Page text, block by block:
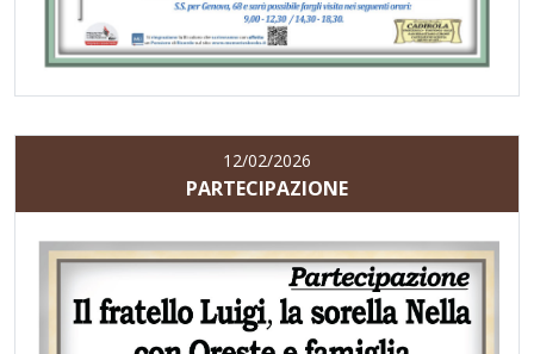
12/02/2026
PARTECIPAZIONE